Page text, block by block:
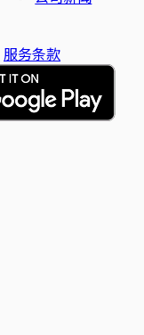
服务条款